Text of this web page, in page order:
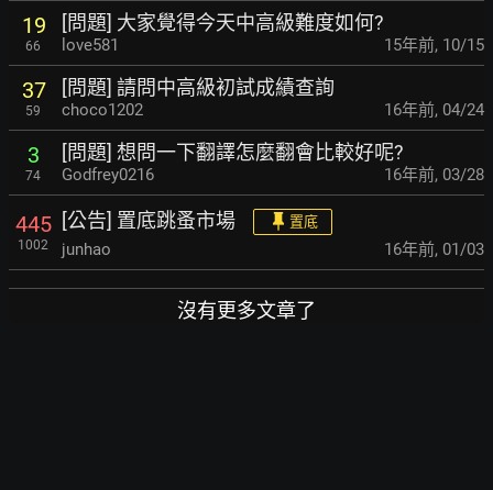
19
66
[問題] 大家覺得今天中高級難度如何?
love581 15年前, 10/15
37
59
[問題] 請問中高級初試成績查詢
choco1202 16年前, 04/24
3
74
[問題] 想問一下翻譯怎麼翻會比較好呢?
Godfrey0216 16年前, 03/28
445
1002
[公告] 置底跳蚤市場 置底
junhao 16年前, 01/03
沒有更多文章了